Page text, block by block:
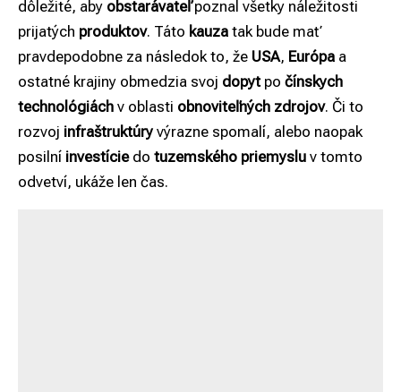
dôležité, aby obstarávateľpoznal všetky náležitosti
prijatých produktov. Táto kauza tak bude mať
pravdepodobne za následok to, že USA, Európa a
ostatné krajiny obmedzia svoj dopytpo čínskych
technológiách v oblasti obnoviteľných zdrojov. Či to
rozvoj infraštruktúry výrazne spomalí, alebo naopak
posilní investíciedo tuzemského priemyslu v tomto
odvetví, ukáže len čas.